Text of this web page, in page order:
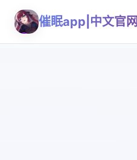
催眠app|中文官网